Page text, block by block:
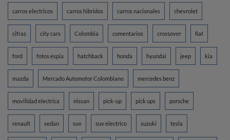
carros electricos carros hibridos carros nacionales chevrolet
cifras city cars Colombia comentarios crossover fiat
ford fotos espia hatchback honda hyundai jeep kia
mazda Mercado Automotor Colombiano mercedes benz
movilidad electrica nissan pick-up pick ups porsche
renault sedan suv suv electrico suzuki tesla